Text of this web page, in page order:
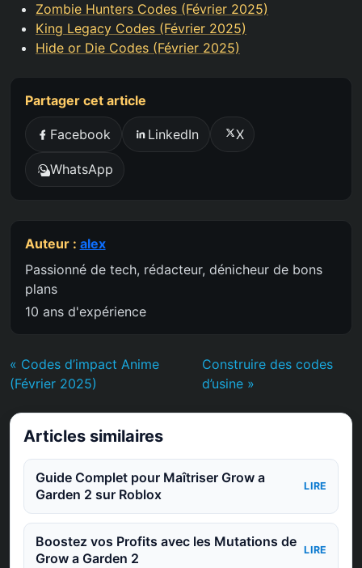
Zombie Hunters Codes (Février 2025)
King Legacy Codes (Février 2025)
Hide or Die Codes (Février 2025)
Partager cet article
Facebook LinkedIn X
WhatsApp
Auteur : alex
Passionné de tech, rédacteur, dénicheur de bons
plans
10 ans d'expérience
« Codes d’impact Anime
(Février 2025)
Construire des codes
d’usine »
Articles similaires
Guide Complet pour Maîtriser Grow a
Garden 2 sur Roblox
LIRE
Boostez vos Profits avec les Mutations de
Grow a Garden 2
LIRE